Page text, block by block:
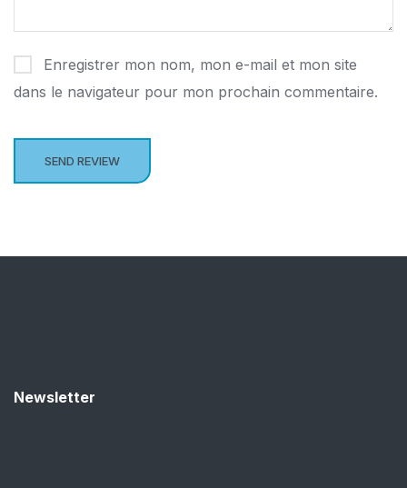
Enregistrer mon nom, mon e-mail et mon site
dans le navigateur pour mon prochain commentaire.
Newsletter